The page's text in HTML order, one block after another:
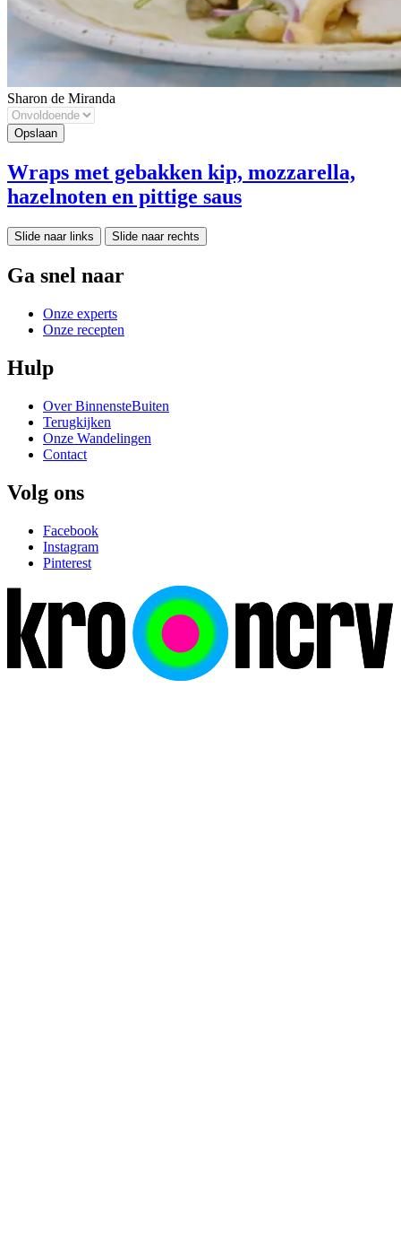
Sharon de Miranda
Wraps met gebakken kip, mozzarella,
hazelnoten en pittige saus
Slide naar links Slide naar rechts
Ga snel naar
Onze experts
Onze recepten
Hulp
Over BinnensteBuiten
Terugkijken
Onze Wandelingen
Contact
Volg ons
Facebook
Instagram
Pinterest